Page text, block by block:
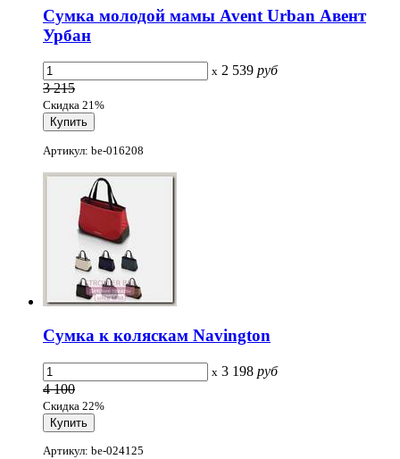
Сумка молодой мамы Avent Urban Авент
Урбан
x 2 539 руб
3 215
Скидка 21%
Артикул: be-016208
Сумка к коляскам Navington
x 3 198 руб
4 100
Скидка 22%
Артикул: be-024125